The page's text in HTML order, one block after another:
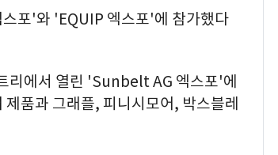
포'와 'EQUIP 엑스포'에 참가했다
리에서 열린 'Sunbelt AG 엑스포'에
품과 그래플, 피니시모어, 박스블레